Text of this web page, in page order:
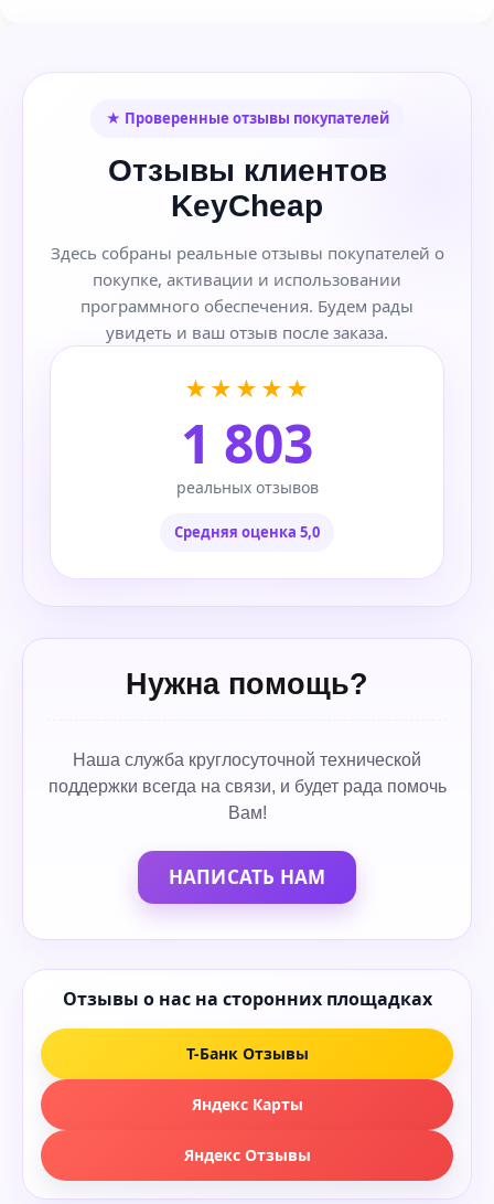
★ Проверенные отзывы покупателей
Отзывы клиентов
KeyCheap
Здесь собраны реальные отзывы покупателей о
покупке, активации и использовании
программного обеспечения. Будем рады
увидеть и ваш отзыв после заказа.
★★★★★
1 803
реальных отзывов
Средняя оценка 5,0
Нужна помощь?
Наша служба круглосуточной технической
поддержки всегда на связи, и будет рада помочь
Вам!
НАПИСАТЬ НАМ
Отзывы о нас на сторонних площадках
Т-Банк Отзывы
Яндекс Карты
Яндекс Отзывы